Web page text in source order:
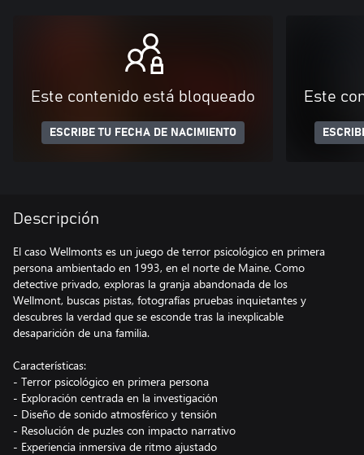
Este contenido está bloqueado
ESCRIBE TU FECHA DE NACIMIENTO
Este
Descripción
El caso Wellmonts es un juego de terror psicológico en primera
persona ambientado en 1993, en el norte de Maine. Como
detective privado, exploras la granja abandonada de los
Wellmont, buscas pistas, fotografías pruebas inquietantes y
descubres la verdad que se esconde tras la inexplicable
desaparición de una familia.
Características:
- Terror psicológico en primera persona
- Exploración centrada en la investigación
- Diseño de sonido atmosférico y tensión
- Resolución de puzles con impacto narrativo
- Experiencia inmersiva de ritmo ajustado